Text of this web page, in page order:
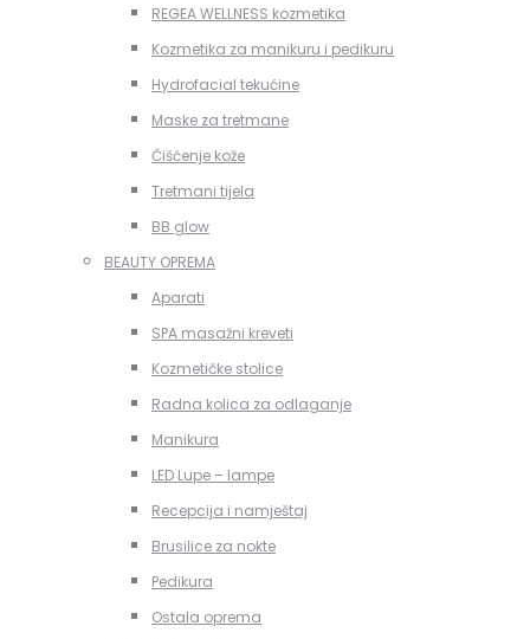
REGEA WELLNESS kozmetika
Kozmetika za manikuru i pedikuru
Hydrofacial tekućine
Maske za tretmane
Čišćenje kože
Tretmani tijela
BB glow
BEAUTY OPREMA
Aparati
SPA masažni kreveti
Kozmetičke stolice
Radna kolica za odlaganje
Manikura
LED Lupe – lampe
Recepcija i namještaj
Brusilice za nokte
Pedikura
Ostala oprema